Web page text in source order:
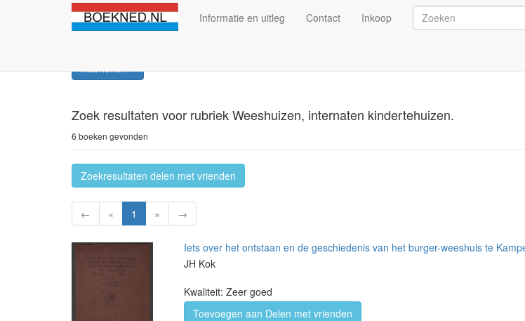
Informatie en uitleg Contact Inkoop
Rubrieken
Zoek resultaten voor rubriek Weeshuizen, internaten kindertehuizen.
6 boeken gevonden
Zoekresultaten delen met vrienden
← « 1 » →
Iets over het ontstaan en de geschiedenis van het burger-weeshuis te
JH Kok
Kwaliteit: Zeer goed
Toevoegen aan Delen met vrienden